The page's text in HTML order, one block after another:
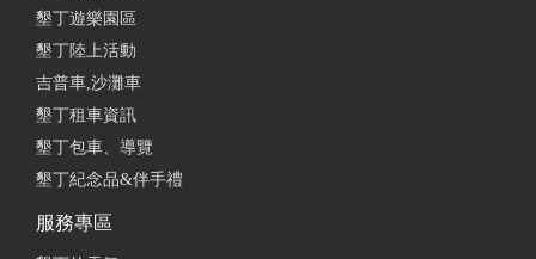
墾丁遊樂園區
墾丁陸上活動
吉普車,沙灘車
墾丁租車資訊
墾丁包車、導覽
墾丁紀念品&伴手禮
服務專區